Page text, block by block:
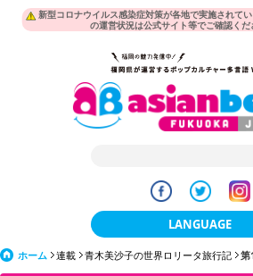
新型コロナウイルス感染症対策が各地で実施されて
の運営状況は公式サイト等でご確認くだ
LANGUAGE
日本語
ホーム 連載 青木美沙子の世界ロリータ旅行記 第